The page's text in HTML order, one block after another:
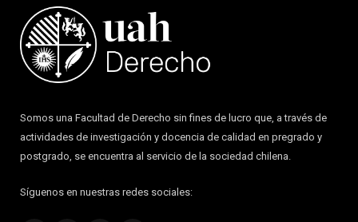
Somos una Facultad de Derecho sin fines de lucro que, a través de
actividades de investigación y docencia de calidad en pregrado y
postgrado, se encuentra al servicio de la sociedad chilena.
Síguenos en nuestras redes sociales: